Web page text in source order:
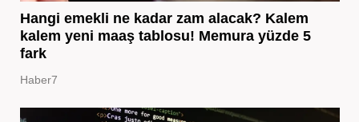
Hangi emekli ne kadar zam alacak? Kalem
kalem yeni maaş tablosu! Memura yüzde 5
fark
Haber7